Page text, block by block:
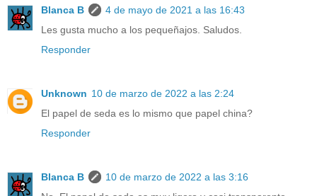
Blanca B
4 de mayo de 2021 a las 16:43
Les gusta mucho a los pequeñajos. Saludos.
Responder
Unknown 10 de marzo de 2022 a las 2:24
El papel de seda es lo mismo que papel china?
Responder
Blanca B
10 de marzo de 2022 a las 3:16